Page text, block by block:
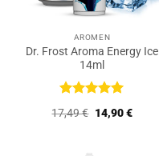
AROMEN
Dr. Frost Aroma Energy Ice
14ml
Bewertet
mit 5 von
17,49€
Preis
14,90€